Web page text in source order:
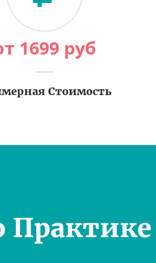
1699 руб
Стоимость
Практике